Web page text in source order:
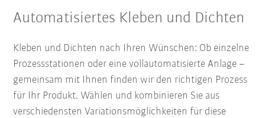
Automatisiertes Kleben und Dichten
Kleben und Dichten nach Ihren Wünschen: Ob einzelne
Prozessstationen oder eine vollautomatisierte Anlage –
gemeinsam mit Ihnen finden wir den richtigen Prozess
für Ihr Produkt. Wählen und kombinieren Sie aus
verschiedensten Variationsmöglichkeiten für diese